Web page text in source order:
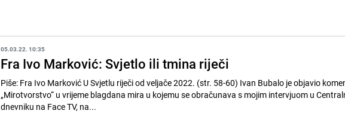
05.03.22. 10:35
Fra Ivo Marković: Svjetlo ili tmina riječi
Piše: Fra Ivo Marković U Svjetlu riječi od veljače 2022. (str. 58-60) Ivan Bubalo je objavio
„Mirotvorstvo“ u vrijeme blagdana mira u kojemu se obračunava s mojim intervjuom u
dnevniku na Face TV, na...